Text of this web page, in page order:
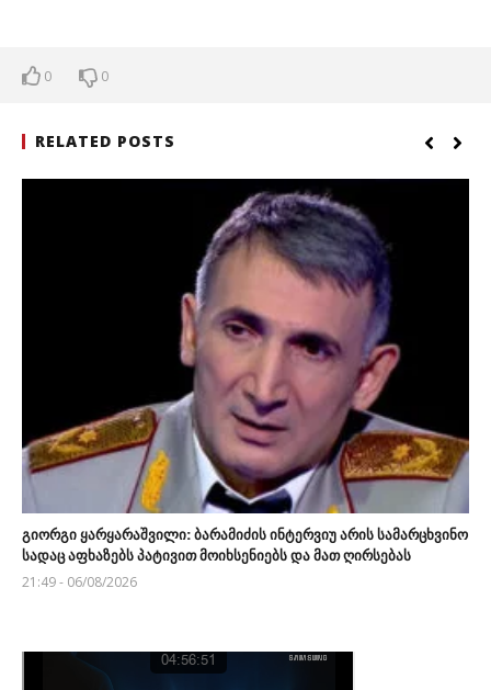
0 0
RELATED POSTS
გიორგი ყარყარაშვილი: ბარამიძის ინტერვიუ არის სამარცხვინო
სადაც აფხაზებს პატივით მოიხსენიებს და მათ ღირსებას
21:49 - 06/08/2026